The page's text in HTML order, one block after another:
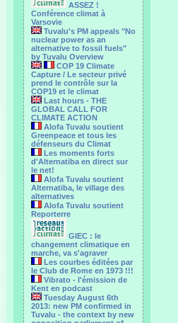
ASSEZ !
Conférence climat à
Varsovie
Tuvalu's PM appeals "No
nuclear power as an
alternative to fossil fuels"
by Tuvalu Overview
COP 19 Climate
Capture / Le secteur privé
prend le contrôle sur la
COP19 et le climat
Last hours - THE
GLOBAL CALL FOR
CLIMATE ACTION
Alofa Tuvalu soutient
Greenpeace et tous les
défenseurs du Climat
Les moments forts
d'Alternatiba en direct sur
le net!
Alofa Tuvalu soutient
Alternatiba, le village des
alternatives
Alofa Tuvalu soutient
Reporterre
GIEC : le
changement climatique en
marche, va s'agraver
Les courbes éditées par
le Club de Rome en 1973 !!!
Vibrato - l'émission de
Kent en podcast
Tuesday August 6th
2013: new PM confirmed in
Tuvalu - the context by new